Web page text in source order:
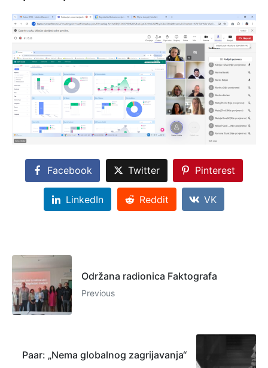
Facebook Twitter Pinterest
LinkedIn Reddit VK
Održana radionica Faktografa
Previous
Paar: „Nema globalnog zagrijavanja“